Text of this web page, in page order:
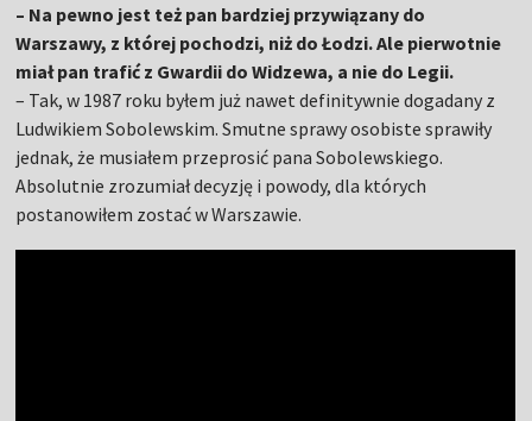
– Na pewno jest też pan bardziej przywiązany do
Warszawy, z której pochodzi, niż do Łodzi. Ale pierwotnie
miał pan trafić z Gwardii do Widzewa, a nie do Legii.
– Tak, w 1987 roku byłem już nawet definitywnie dogadany z
Ludwikiem Sobolewskim. Smutne sprawy osobiste sprawiły
jednak, że musiałem przeprosić pana Sobolewskiego.
Absolutnie zrozumiał decyzję i powody, dla których
postanowiłem zostać w Warszawie.